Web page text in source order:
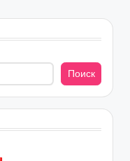
Поиск